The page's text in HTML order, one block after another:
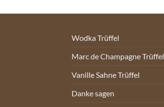
Wodka Trüffel
Marc de Champagne Trüffel
Vanille Sahne Trüffel
Danke sagen